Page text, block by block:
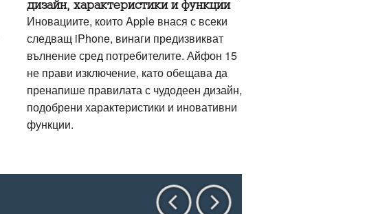
дизайн, характеристики и функции
Иновациите, които Apple внася с всеки
следващ iPhone, винаги предизвикват
вълнение сред потребителите. Айфон 15
не прави изключение, като обещава да
пренапише правилата с чудодеен дизайн,
подобрени характеристики и иновативни
функции.